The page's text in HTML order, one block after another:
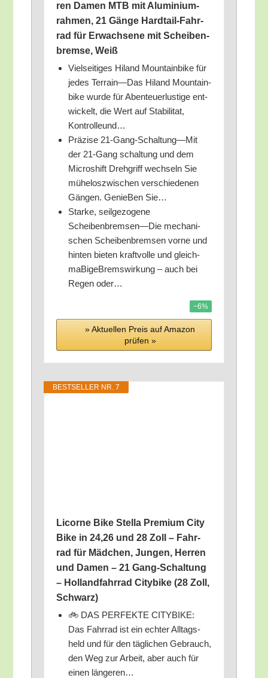
ren Damen MTB mit Alu­mi­ni­um­
rah­men, 21 Gän­ge Hard­tail-Fahr­
rad für Erwach­se­ne mit Schei­ben­
brem­se, Weiß
Viel­sei­ti­ges Hil­and Moun­tain­bike für
jedes Terrain—Das Hil­and Moun­tain­
bike wur­de für Aben­teu­er­lus­ti­ge ent­
wi­ckelt, die Wert auf Sta­bi­li­tat,
Kontrolleund…
Prä­zi­se 21-Gang-Schaltung—Mit
der 21-Gang schal­tung und dem
Mic­ro­shift Dreh­griff wech­seln Sie
mühe­l­os­zwi­schen ver­schie­de­nen
Gän­gen. Genie­Ben Sie…
Star­ke, seil­ge­zo­ge­ne
Scheibenbremsen—Die mecha­ni­
schen Schei­ben­brem­sen vor­ne und
hin­ten bie­ten kraft­vol­le und gleich­
ma­Bi­ge­Brems­wir­kung – auch bei
Regen oder…
−6%
» Aktu­el­len Preis auf Ama­zon
prü­fen »
BEST­SEL­LER NR. 7
Licor­ne Bike Stel­la Pre­mi­um City
Bike in 24,26 und 28 Zoll – Fahr­
rad für Mäd­chen, Jun­gen, Her­ren
und Damen – 21 Gang-Schal­tung
– Hol­land­fahr­rad City­bike (28 Zoll,
Schwarz)
🚲 DAS PERFEKTE CITYBIKE:
Das Fahr­rad ist ein ech­ter All­tags­
held und für den täg­li­chen Gebrauch,
den Weg zur Arbeit, aber auch für
einen längeren…